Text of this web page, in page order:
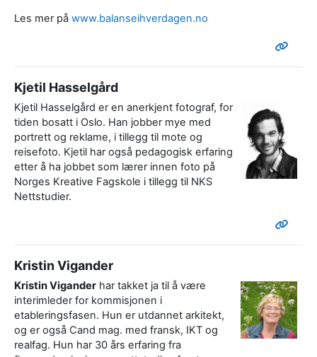
Les mer på www.balanseihverdagen.no
Kjetil Hasselgård
Kjetil Hasselgård er en anerkjent fotograf, for
tiden bosatt i Oslo. Han jobber mye med
portrett og reklame, i tillegg til mote og
reisefoto. Kjetil har også pedagogisk erfaring
etter å ha jobbet som lærer innen foto på
Norges Kreative Fagskole i tillegg til NKS
Nettstudier.
Kristin Vigander
Kristin Vigander har takket ja til å være
interimleder for kommisjonen i
etableringsfasen. Hun er utdannet arkitekt,
og er også Cand mag. med fransk, IKT og
realfag. Hun har 30 års erfaring fra